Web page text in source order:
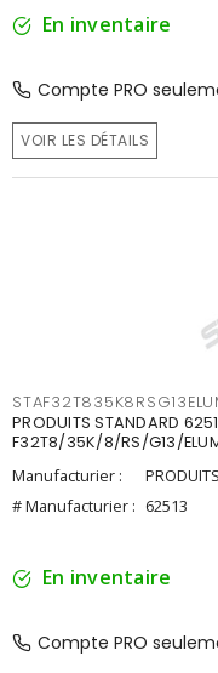
En inventaire
Compte PRO
VOIR LES DÉTAILS
PRODUITS STANDARD
F32T8/35K/8/RS/G13/
Manufacturier :
# Manufacturier : 62513
En inventaire
Compte PRO